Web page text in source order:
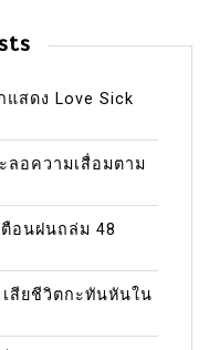
สดง Love Sick
ลอความเสื่อมตาม
อนฝนถล่ม 48
สียชีวิตกะทันหันใน